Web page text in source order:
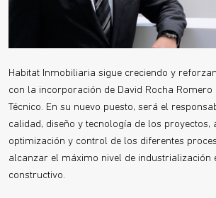
Habitat Inmobiliaria sigue creciendo y
con la incorporación de David Rocha
Técnico. En su nuevo puesto, será el
calidad, diseño y tecnología de los proyectos,
optimización y control de los diferentes
alcanzar el máximo nivel de industrialización
constructivo.